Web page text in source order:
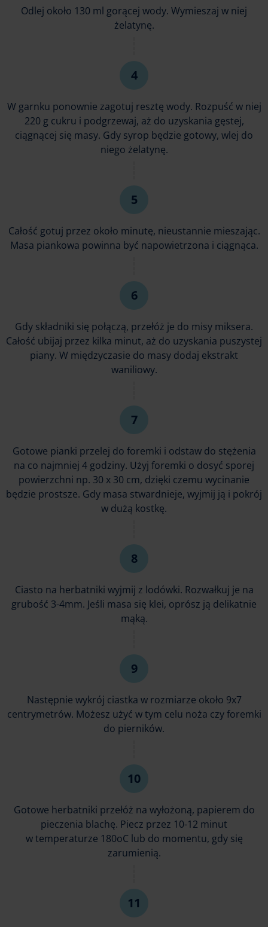
Odlej około 130 ml gorącej wody. Wymieszaj w niej
żelatynę.
W garnku ponownie zagotuj resztę wody. Rozpuść w niej
220 g cukru i podgrzewaj, aż do uzyskania gęstej,
ciągnącej się masy. Gdy syrop będzie gotowy, wlej do
niego żelatynę.
Całość gotuj przez około minutę, nieustannie mieszając.
Masa piankowa powinna być napowietrzona i ciągnąca.
Gdy składniki się połączą, przełóż je do misy miksera.
Całość ubijaj przez kilka minut, aż do uzyskania puszystej
piany. W międzyczasie do masy dodaj ekstrakt
waniliowy.
Gotowe pianki przelej do foremki i odstaw do stężenia
na co najmniej 4 godziny. Użyj foremki o dosyć sporej
powierzchni np. 30 x 30 cm, dzięki czemu wycinanie
będzie prostsze. Gdy masa stwardnieje, wyjmij ją i pokrój
w dużą kostkę.
Ciasto na herbatniki wyjmij z lodówki. Rozwałkuj je na
grubość 3-4mm. Jeśli masa się klei, oprósz ją delikatnie
mąką.
Następnie wykrój ciastka w rozmiarze około 9x7
centrymetrów. Możesz użyć w tym celu noża czy foremki
do pierników.
Gotowe herbatniki przełóż na wyłożoną, papierem do
pieczenia blachę. Piecz przez 10-12 minut
w temperaturze 180oC lub do momentu, gdy się
zarumienią.